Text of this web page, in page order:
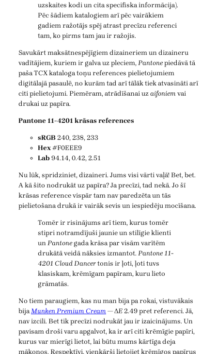
uzskaites kodi un cita specifiska informācija).
Pēc šādiem katalogiem arī pēc vairākiem
gadiem ražotājs spēj atrast precīzu referenci
tam, ko pirms tam jau ir ražojis.
Savukārt maksātnespējīgiem dizaineriem un dizaineru
vadītājiem, kuriem ir galva uz pleciem,Pantonepiedāvā tā
paša TCX kataloga toņu references pielietojumiem
digitālajā pasaulē, no kurām tad arī tālāk tiek atvasināti arī
citi pielietojumi. Piemēram, atrādīšanai uzaifoniemvai
drukai uz papīra.
Pantone 11-4201 krāsas references
sRGB240, 238, 233
Hex#F0EEE9
Lab94.14, 0.42, 2.51
Nu lūk, spridziniet, dizaineri. Jums visi vārti vaļā! Bet, bet.
A kā šito nodrukāt uz papīra? Ja precīzi, tad nekā. Jo šī
krāsas reference vispār tam nav paredzēta un tās
pielietošana drukā ir vairāk sevis un iespiedēju mocīšana.
Tomēr ir risinājums arī tiem, kurus tomēr
stipri notramdījuši jaunie un stilīgie klienti
unPantonegada krāsa par visām varītēm
drukātā veidā nāksies izmantot. Pantone 11-
4201 Cloud Dancertonis ir ļoti, ļoti tuvs
klasiskam, krēmīgam papīram, kuru lieto
grāmatās.
No tiem paraugiem, kas nu man bija pa rokai, vistuvākais
bijaMunken Premium Cream— ΔE2.49 pret referenci. Jā,
nav izcili. Bet tik precīzi nodrukāt jau ir izaicinājums. Un
pavisam droši varu apgalvot, ka ir arī citi krēmīgie papīri,
kurus var mierīgi lietot, lai būtu mums kārtīga deja
mākoņos. Respektīvi, vienkārši lietojiet krēmīgos papīrus